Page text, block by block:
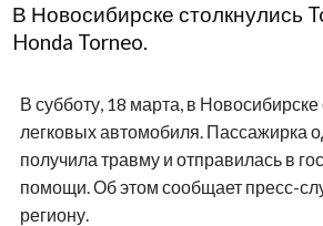
В Новосибирске столкнулись
Honda Torneo.
В субботу, 18 марта, в Новосибирске
легковых автомобиля. Пассажирка
получила травму и отправилась в
помощи. Об этом сообщает пресс-
региону.